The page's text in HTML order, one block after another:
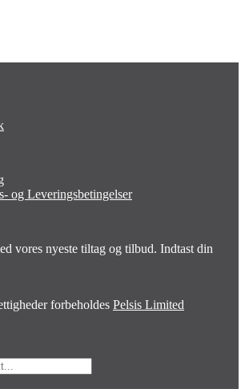
og Leveringsbetingelser
vores nyeste tiltag og tilbud. Indtast din
forbeholdes Pelsis Limited